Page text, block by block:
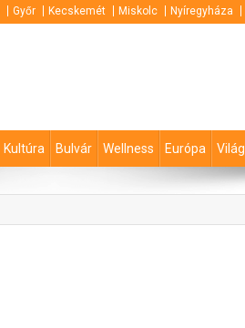
Győr Kecskemét Miskolc Nyíregyháza
Kultúra Bulvár Wellness Európa Világ